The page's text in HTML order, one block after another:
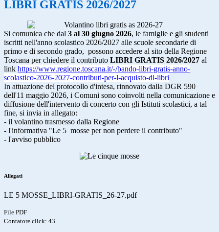
LIBRI GRATIS 2026/2027
Si comunica che dal 3 al 30 giugno 2026, le famiglie e gli studenti
iscritti nell'anno scolastico 2026/2027 alle scuole secondarie di
primo e di secondo grado, possono accedere al sito della Regione
Toscana per chiedere il contributo LIBRI GRATIS 2026/2027 al
link https://www.regione.toscana.it/-/bando-libri-gratis-anno-
scolastico-2026-2027-contributi-per-l-acquisto-di-libri
In attuazione del protocollo d'intesa, rinnovato dalla DGR 590
dell'11 maggio 2026, i Comuni sono coinvolti nella comunicazione e
diffusione dell'intervento di concerto con gli Istituti scolastici, a tal
fine, si invia in allegato:
- il volantino trasmesso dalla Regione
- l'informativa "Le 5 mosse per non perdere il contributo"
- l'avviso pubblico
Allegati
LE 5 MOSSE_LIBRI-GRATIS_26-27.pdf
File PDF
Contatore click: 43